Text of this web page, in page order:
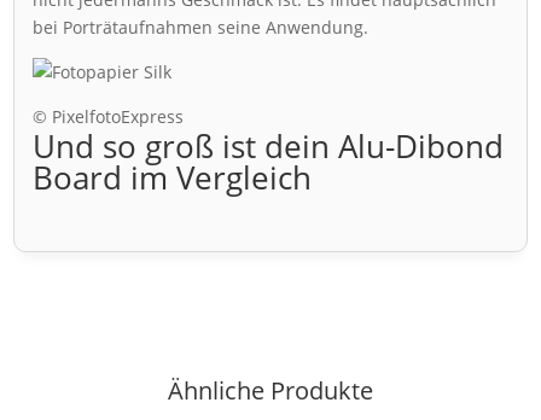
bei Porträtaufnahmen seine Anwendung.
© PixelfotoExpress
Und so groß ist dein Alu-Dibond
Board im Vergleich
Ähnliche Produkte